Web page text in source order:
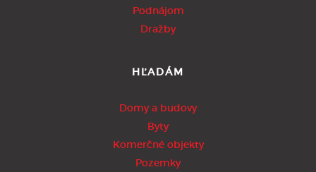
Podnájom
Dražby
HĽADÁM
Domy a budovy
Byty
Komerčné objekty
Pozemky